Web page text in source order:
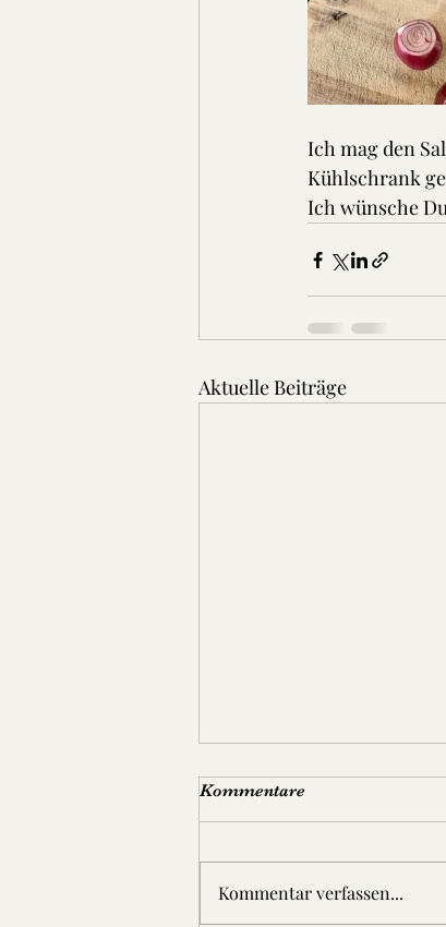
Ich mag den
Kühlschrank
Ich wünsche
Aktuelle Beiträge
Kommentare
Kommentar verfassen...